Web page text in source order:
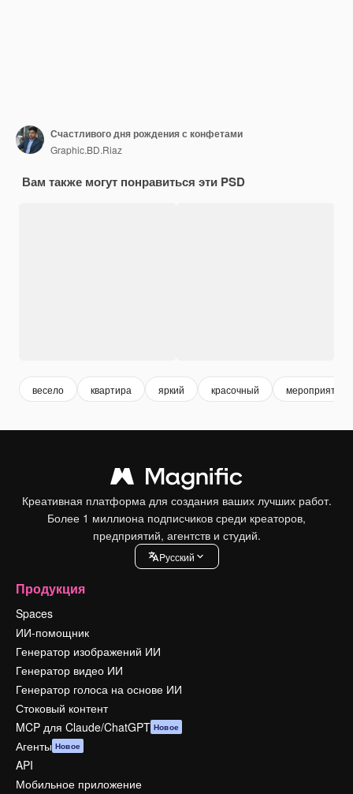
Счастливого дня рождения с конфетами
Graphic.BD.Riaz
Вам также могут понравиться эти PSD
весело квартира яркий красочный мероприятие
Креативная платформа для создания ваших лучших работ.
Более 1 миллиона подписчиков среди креаторов,
предприятий, агентств и студий.
Pусский
Продукция
Spaces
ИИ-помощник
Генератор изображений ИИ
Генератор видео ИИ
Генератор голоса на основе ИИ
Стоковый контент
MCP для Claude/ChatGPT Новое
Агенты Новое
API
Мобильное приложение